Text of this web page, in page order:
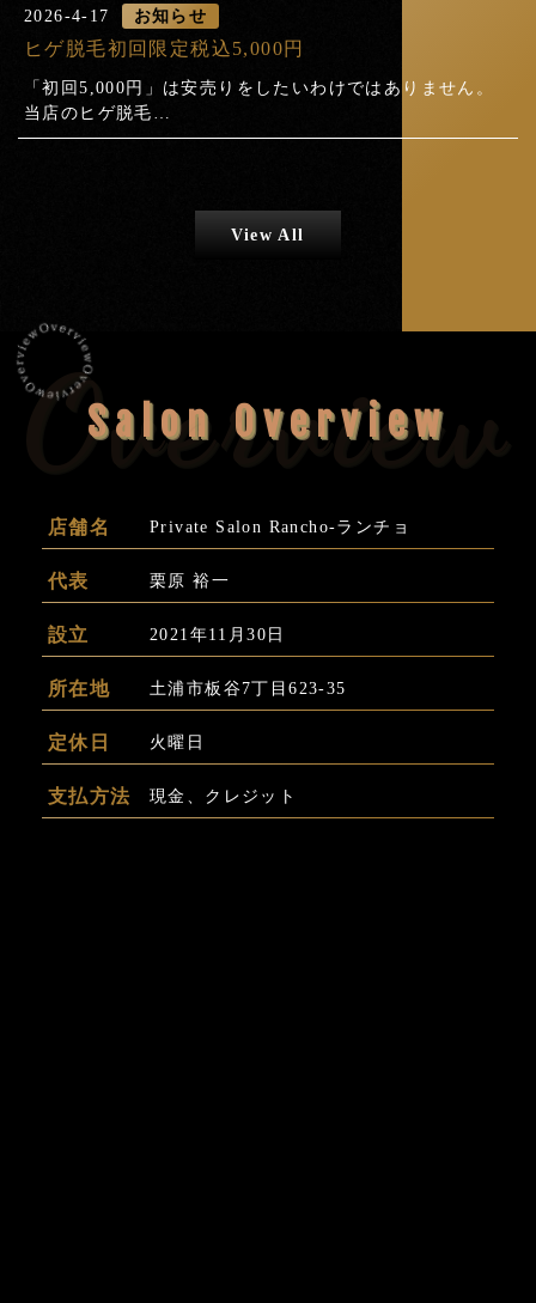
2026-4-17 お知らせ
ヒゲ脱毛初回限定税込5,000円
「初回5,000円」は安売りをしたいわけではありません。
当店のヒゲ脱毛…
View All
Salon Overview
Overview
店舗名 Private Salon Rancho-ランチョ
代表 栗原 裕一
設立 2021年11月30日
所在地 土浦市板谷7丁目623-35
定休日 火曜日
支払方法 現金、クレジット